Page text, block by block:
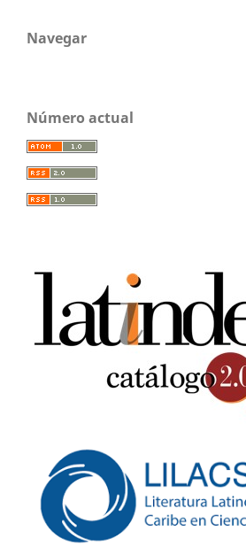
Navegar
Número actual